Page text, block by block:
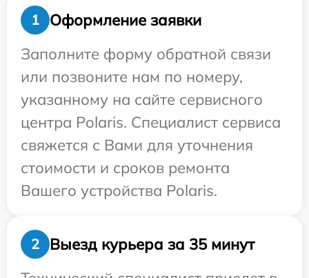
1
Оформление заявки
Заполните форму обратной связи
или позвоните нам по номеру,
указанному на сайте сервисного
центра Polaris. Специалист сервиса
свяжется с Вами для уточнения
стоимости и сроков ремонта
Вашего устройства Polaris.
2
Выезд курьера за 35 минут